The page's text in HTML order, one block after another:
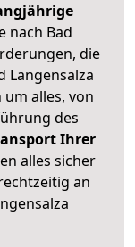
nach Bad
die
Langensalza
alles, von
des
Ihrer
alles sicher
an